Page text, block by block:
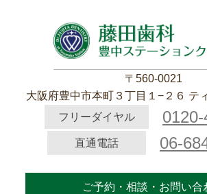
〒560-0021
大阪府豊中市本町３丁目１−２６ テ
フリーダイヤル
直通電話 06-
ご予約・相談・お問い合